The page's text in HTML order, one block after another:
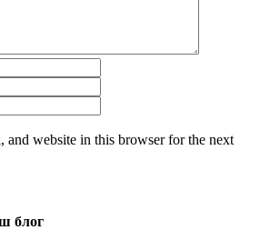
and website in this browser for the next
блог